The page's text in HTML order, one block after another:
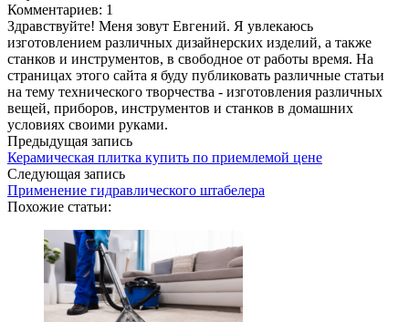
Комментариев: 1
Здравствуйте! Меня зовут Евгений. Я увлекаюсь
изготовлением различных дизайнерских изделий, а также
станков и инструментов, в свободное от работы время. На
страницах этого сайта я буду публиковать различные статьи
на тему технического творчества - изготовления различных
вещей, приборов, инструментов и станков в домашних
условиях своими руками.
Предыдущая запись
Керамическая плитка купить по приемлемой цене
Следующая запись
Применение гидравлического штабелера
Похожие статьи: